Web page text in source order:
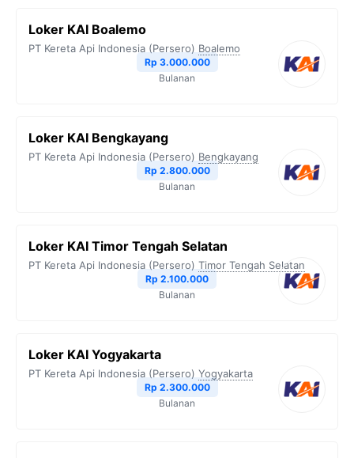
Loker KAI Boalemo
PT Kereta Api Indonesia (Persero) Boalemo
Rp 3.000.000
Bulanan
Loker KAI Bengkayang
PT Kereta Api Indonesia (Persero) Bengkayang
Rp 2.800.000
Bulanan
Loker KAI Timor Tengah Selatan
PT Kereta Api Indonesia (Persero) Timor Tengah Selatan
Rp 2.100.000
Bulanan
Loker KAI Yogyakarta
PT Kereta Api Indonesia (Persero) Yogyakarta
Rp 2.300.000
Bulanan